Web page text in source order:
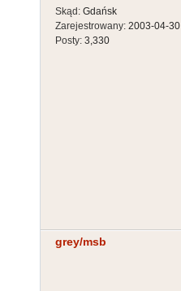
Skąd: Gdańsk
Zarejestrowany: 2003-04-30
Posty: 3,330
grey/msb